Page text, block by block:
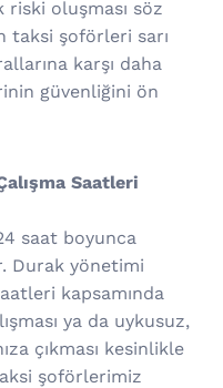
riski oluşması söz
taksi şoförleri sarı
karşı daha
güvenliğini ön
Saatleri
saat boyunca
Durak yönetimi
kapsamında
ya da uykusuz,
çıkması kesinlikle
şoförlerimiz